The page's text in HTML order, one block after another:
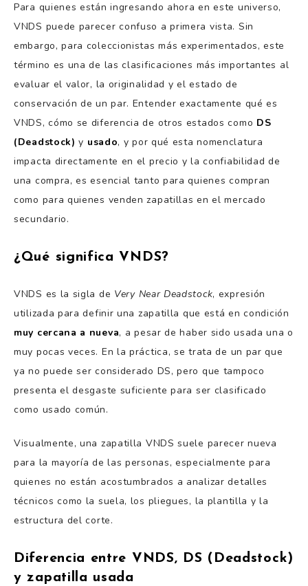
Para quienes están ingresando ahora en este universo,
VNDS puede parecer confuso a primera vista. Sin
embargo, para coleccionistas más experimentados, este
término es una de las clasificaciones más importantes al
evaluar el valor, la originalidad y el estado de
conservación de un par. Entender exactamente qué es
VNDS, cómo se diferencia de otros estados como DS
(Deadstock) y usado, y por qué esta nomenclatura
impacta directamente en el precio y la confiabilidad de
una compra, es esencial tanto para quienes compran
como para quienes venden zapatillas en el mercado
secundario.
¿Qué significa VNDS?
VNDS es la sigla de Very Near Deadstock, expresión
utilizada para definir una zapatilla que está en condición
muy cercana a nueva, a pesar de haber sido usada una o
muy pocas veces. En la práctica, se trata de un par que
ya no puede ser considerado DS, pero que tampoco
presenta el desgaste suficiente para ser clasificado
como usado común.
Visualmente, una zapatilla VNDS suele parecer nueva
para la mayoría de las personas, especialmente para
quienes no están acostumbrados a analizar detalles
técnicos como la suela, los pliegues, la plantilla y la
estructura del corte.
Diferencia entre VNDS, DS (Deadstock)
y zapatilla usada